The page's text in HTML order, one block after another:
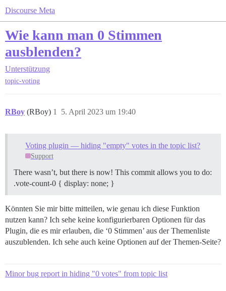
Discourse Meta
Wie kann man 0 Stimmen
ausblenden?
Unterstützung
topic-voting
RBoy (RBoy) 5. April 2023 um 19:40
1
Voting plugin — hiding "empty" votes in the topic list?
Support
There wasn’t, but there is now! This commit allows you to do:
.vote-count-0 { display: none; }
Könnten Sie mir bitte mitteilen, wie genau ich diese Funktion
nutzen kann? Ich sehe keine konfigurierbaren Optionen für das
Plugin, die es mir erlauben, die ‘0 Stimmen’ aus der Themenliste
auszublenden. Ich sehe auch keine Optionen auf der Themen-Seite?
Minor bug report in hiding "0 votes" from topic list